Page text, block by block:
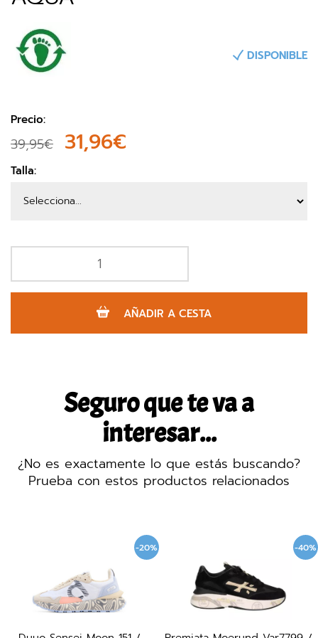
DISPONIBLE
Precio:
39,95€ 31,96€
Talla:
AÑADIR A CESTA
Seguro que te va a
interesar...
¿No es exactamente lo que estás buscando?
Prueba con estos productos relacionados
-20% -40%